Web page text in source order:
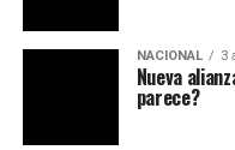
NACIONAL 3
Nueva
parece?